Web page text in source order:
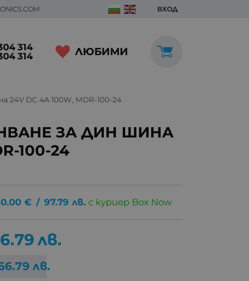
ВХОД
314
314 ЛЮБИМИ
24V DC 4A 100W, MDR-100-24
ЗА ДИН ШИНА
100-24
€ / 97.79 лв. с куриер Box Now
лв.
лв.